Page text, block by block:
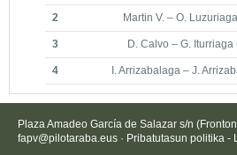
2 Martin V. – O.
3 D. Calvo – G. Iturriaga
4 I. Arrizabalaga – J.
Plaza Amadeo García de Salazar s/n
fapv@pilotaraba.eus · Pribatutasun politika -